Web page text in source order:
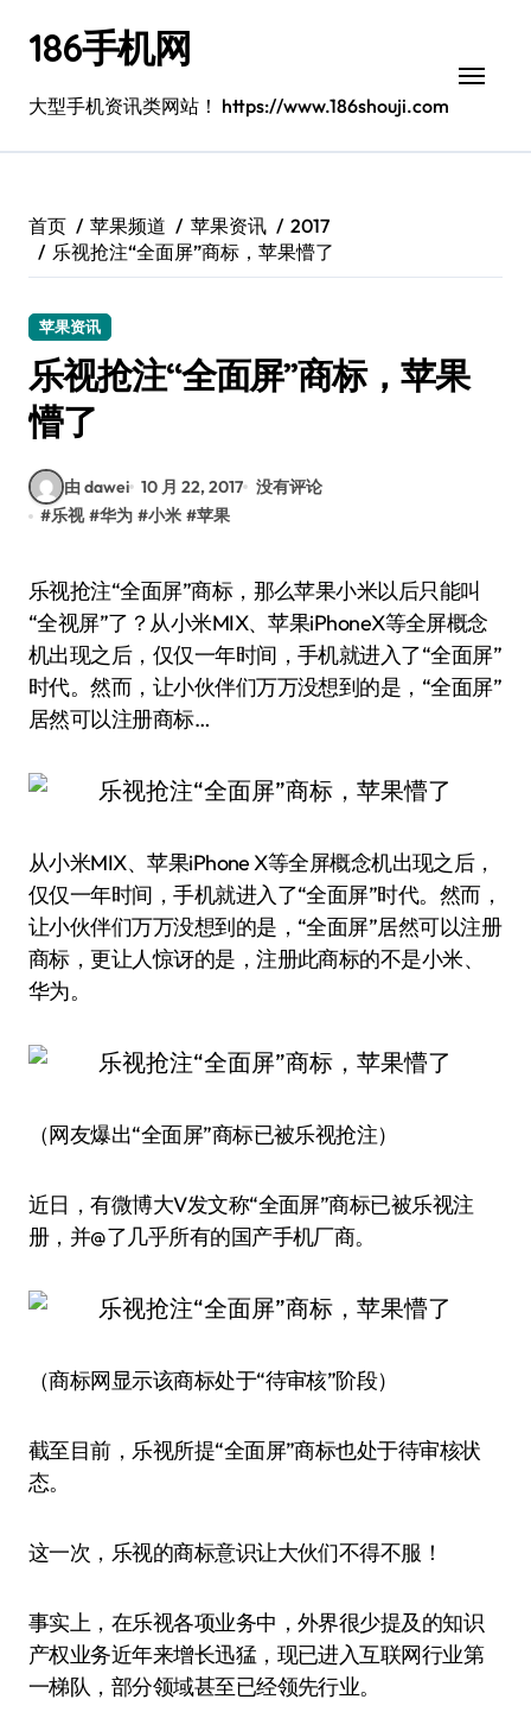
186手机网
大型手机资讯类网站！ https://www.186shouji.com
首页 苹果频道 苹果资讯
2017
乐视抢注“全面屏”商标，苹果懵了
苹果资讯
乐视抢注“全面屏”商标，苹果
懵了
由 dawei 10 月 22, 2017 没有评论
#乐视 #华为 #小米 #苹果
乐视抢注“全面屏”商标，那么苹果小米以后只能叫
“全视屏”了？从小米MIX、苹果iPhoneX等全屏概念
机出现之后，仅仅一年时间，手机就进入了“全面屏”
时代。然而，让小伙伴们万万没想到的是，“全面屏”
居然可以注册商标…
从小米MIX、苹果iPhone X等全屏概念机出现之后，
仅仅一年时间，手机就进入了“全面屏”时代。然而，
让小伙伴们万万没想到的是，“全面屏”居然可以注册
商标，更让人惊讶的是，注册此商标的不是小米、
华为。
（网友爆出“全面屏”商标已被乐视抢注）
近日，有微博大V发文称“全面屏”商标已被乐视注
册，并@了几乎所有的国产手机厂商。
（商标网显示该商标处于“待审核”阶段）
截至目前，乐视所提“全面屏”商标也处于待审核状
态。
这一次，乐视的商标意识让大伙们不得不服！
事实上，在乐视各项业务中，外界很少提及的知识
产权业务近年来增长迅猛，现已进入互联网行业第
一梯队，部分领域甚至已经领先行业。